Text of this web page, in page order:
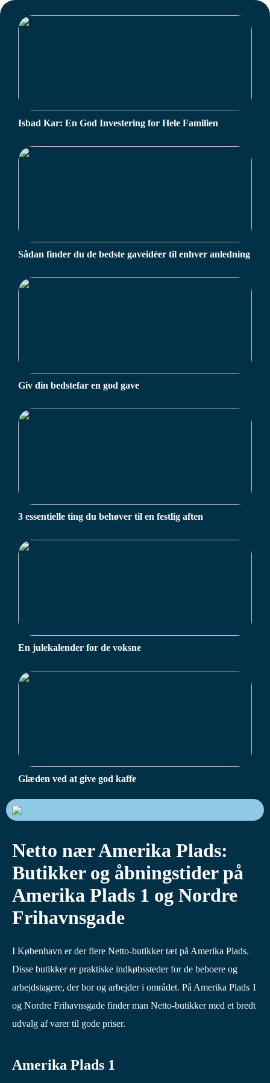
Isbad Kar: En God Investering for Hele Familien
Sådan finder du de bedste gaveidéer til enhver anledning
Giv din bedstefar en god gave
3 essentielle ting du behøver til en festlig aften
En julekalender for de voksne
Glæden ved at give god kaffe
Netto nær Amerika Plads:
Butikker og åbningstider på
Amerika Plads 1 og Nordre
Frihavnsgade
I København er der flere Netto-butikker tæt på Amerika Plads.
Disse butikker er praktiske indkøbssteder for de beboere og
arbejdstagere, der bor og arbejder i området. På Amerika Plads 1
og Nordre Frihavnsgade finder man Netto-butikker med et bredt
udvalg af varer til gode priser.
Amerika Plads 1